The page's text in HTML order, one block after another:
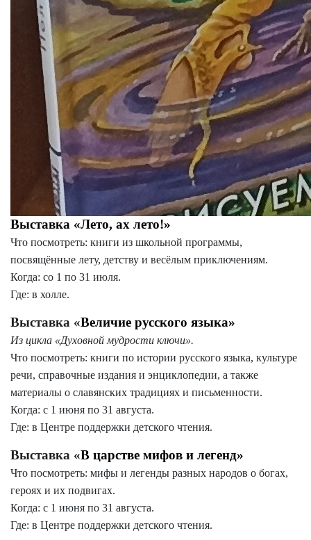
Выставка «Лето, ах лето!»
Что посмотреть: книги из школьной программы,
посвящённые лету, детству и весёлым приключениям.
Когда: со 1 по 31 июля.
Где: в холле.
Выставка «Величие русского языка»
Из цикла «Духовной мудрости ключи».
Что посмотреть: книги по истории русского языка, культуре
речи, справочные издания и энциклопедии, а также
материалы о славянских традициях и письменности.
Когда: с 1 июня по 31 августа.
Где: в Центре поддержки детского чтения.
Выставка «В царстве мифов и легенд»
Что посмотреть: мифы и легенды разных народов о богах,
героях и их подвигах.
Когда: с 1 июня по 31 августа.
Где: в Центре поддержки детского чтения.